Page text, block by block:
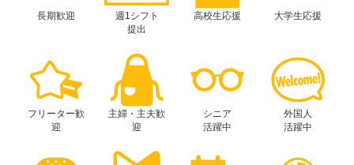
長期歓迎
週1シフト
提出
高校生応援 大学生応援
フリーター歓
迎
主婦・主夫歓
迎
シニア
活躍中
外国人
活躍中